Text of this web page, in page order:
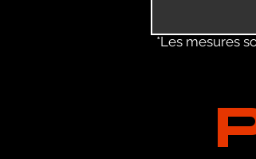
*Les mesures